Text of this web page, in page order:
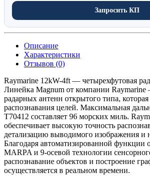
Запросить КП
Описание
Характеристики
Отзывов (0)
Raymarine 12kW-4ft — четырехфутовая
Линейка Magnum от компании Raymarine
радарных антенн открытого типа, которая
распознавания целей. Максимальная
T70412 составляет 96 морских миль.
обеспечивает высокую точность
детализацию выводимого изображения и
Благодаря автоматизированной функции
MARPA и 9-осевой технологии
распознавание объектов и построение
осуществляется в реальном времени.